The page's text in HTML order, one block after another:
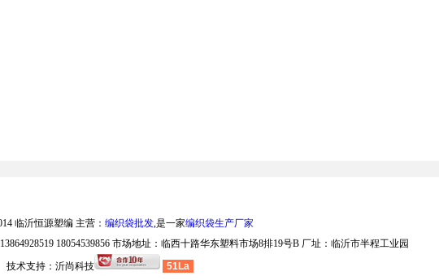
临沂恒源塑编 主营： 编织袋批发,是一家编织袋生产厂家
18054539856 市场地址：临西十路华东塑料市场8排19号B 厂址：临沂市半程工业园
技术支持： 沂尚科技 51La